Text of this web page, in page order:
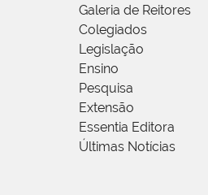
Galeria de Reitores
Colegiados
Legislação
Ensino
Pesquisa
Extensão
Essentia Editora
Últimas Notícias